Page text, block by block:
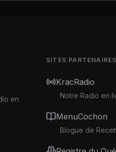
en
SITES PARTENAIRES
KracRadio
Notre Radio en
MenuCochon
Blogue de